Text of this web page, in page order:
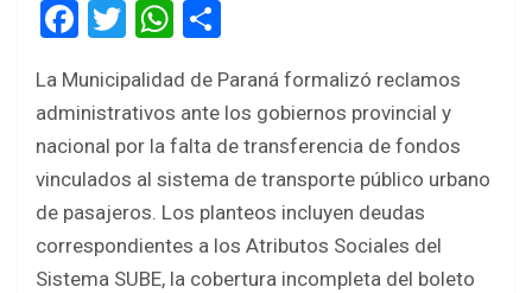
F
ce
b
o
o
k
T
tt
er
W
at
s
A
p
p
ar
e
La Municipalidad de Paraná formalizó reclamos
administrativos ante los gobiernos provincial y
nacional por la falta de transferencia de fondos
vinculados al sistema de transporte público urbano
de pasajeros. Los planteos incluyen deudas
correspondientes a los Atributos Sociales del
Sistema SUBE, la cobertura incompleta del boleto